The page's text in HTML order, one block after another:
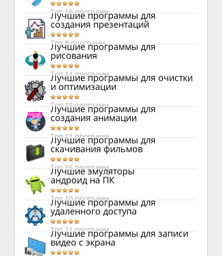
Топ 16 программ
Лучшие программы для
создания презентаций
Топ 8 программ
Лучшие программы для
рисования
Топ 14 программ
Лучшие программы для очистки
и оптимизации
Топ 15 программ
Лучшие программы для
создания анимации
Топ 11 программ
Лучшие программы для
скачивания фильмов
Топ 15 программ
Лучшие эмуляторы
андроид на ПК
Топ 10 программ
Лучшие программы для
удаленного доступа
Топ 11 программ
Лучшие программы для записи
видео с экрана